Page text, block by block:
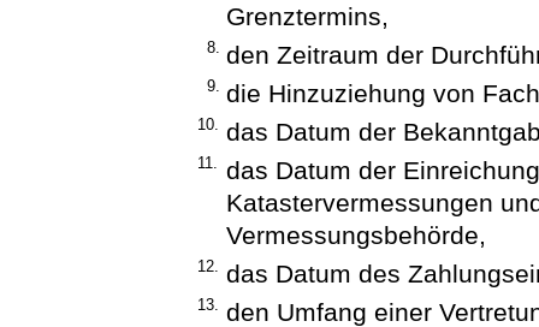
Grenztermins,
8. den Zeitraum der
9. die Hinzuziehung von
10. das Datum der
11.
das Datum der
Katastervermessungen
Vermessungsbehörde,
12. das Datum des
13.
den Umfang einer